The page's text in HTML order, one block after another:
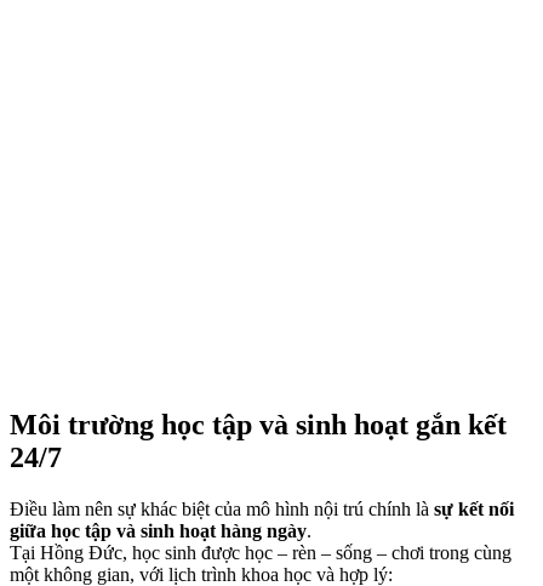
Môi trường học tập và sinh hoạt gắn kết
24/7
Điều làm nên sự khác biệt của mô hình nội trú chính là sự kết nối
giữa học tập và sinh hoạt hàng ngày.
Tại Hồng Đức, học sinh được học – rèn – sống – chơi trong cùng
một không gian, với lịch trình khoa học và hợp lý: